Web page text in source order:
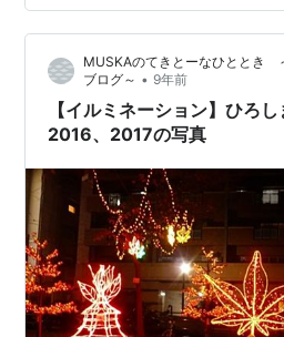
ろしまドリミネーション」に行
年はコロナの第３波（？）の影
ったこのイベント。 今回は、友
半ぶりくら…
MUSKAのてきとーなひととき
ブログ～ • 9年前
【イルミネーション】ひろ
2016、2017の写真